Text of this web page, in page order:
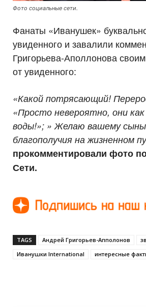
Фото социальные сети.
Фанаты «Иванушек»
увиденного и завалили
Григорьева-Аполлонова
от увиденного:
«Какой потрясающий!
«Просто невероятно, они как
воды!»; » Желаю вашему
благополучия на жизненном
прокомментировали фото
Сети.
TAGS Андрей Григорьев-Апполонов
Иванушки International
интересные